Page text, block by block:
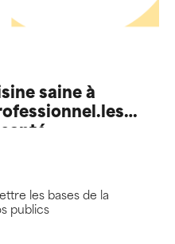
saine à
les bases de la
publics